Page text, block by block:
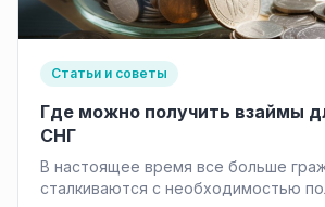
Статьи и советы
Где можно получить взаймы
СНГ
В настоящее время все больше
сталкиваются с необходимостью